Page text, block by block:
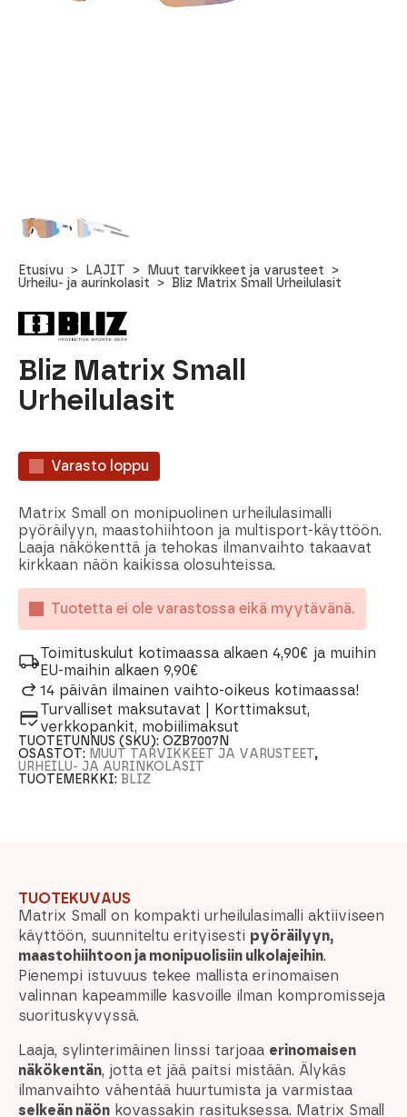
Etusivu LAJIT
Muut tarvikkeet ja varusteet
Urheilu- ja aurinkolasit
Bliz Matrix Small Urheilulasit
Bliz Matrix Small
Urheilulasit
Varasto loppu
Matrix Small on monipuolinen urheilulasimalli
pyöräilyyn, maastohiihtoon ja multisport-käyttöön.
Laaja näkökenttä ja tehokas ilmanvaihto takaavat
kirkkaan näön kaikissa olosuhteissa.
Tuotetta ei ole varastossa eikä myytävänä.
Toimituskulut kotimaassa alkaen 4,90€ ja muihin
EU-maihin alkaen 9,90€
14 päivän ilmainen vaihto-oikeus kotimaassa!
Turvalliset maksutavat | Korttimaksut,
verkkopankit, mobiilimaksut
TUOTETUNNUS (SKU):OZB7007N
OSASTOT: MUUT TARVIKKEET JA VARUSTEET,
URHEILU- JA AURINKOLASIT
TUOTEMERKKI:BLIZ
TUOTEKUVAUS
Matrix Small on kompakti urheilulasimalli aktiiviseen
käyttöön, suunniteltu erityisesti pyöräilyyn,
maastohiihtoon ja monipuolisiin ulkolajeihin.
Pienempi istuvuus tekee mallista erinomaisen
valinnan kapeammille kasvoille ilman kompromisseja
suorituskyvyssä.
Laaja, sylinterimäinen linssi tarjoaa erinomaisen
näkökentän, jotta et jää paitsi mistään. Älykäs
ilmanvaihto vähentää huurtumista ja varmistaa
selkeän näön kovassakin rasituksessa. Matrix Small